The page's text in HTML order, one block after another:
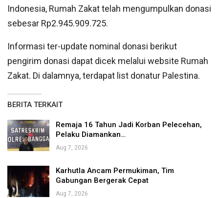
Indonesia, Rumah Zakat telah mengumpulkan donasi
sebesar Rp2.945.909.725.
Informasi ter-update nominal donasi berikut
pengirim donasi dapat dicek melalui website Rumah
Zakat. Di dalamnya, terdapat list donatur Palestina.
BERITA TERKAIT
Remaja 16 Tahun Jadi Korban Pelecehan,
Pelaku Diamankan…
Aug 7, 2026
Karhutla Ancam Permukiman, Tim
Gabungan Bergerak Cepat
Aug 7, 2026